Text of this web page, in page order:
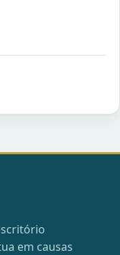
em causas